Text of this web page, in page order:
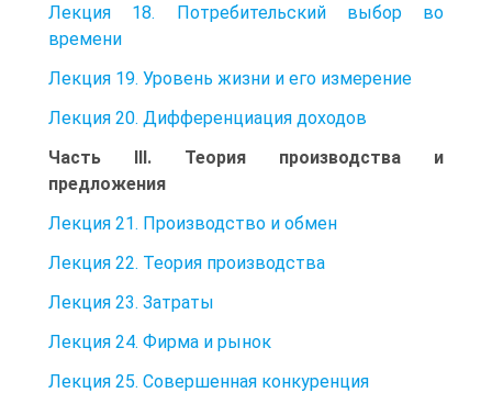
Лекция 18. Потребительский выбор во
времени
Лекция 19. Уровень жизни и его измерение
Лекция 20. Дифференциация доходов
Часть III. Теория производства и
предложения
Лекция 21. Производство и обмен
Лекция 22. Теория производства
Лекция 23. Затраты
Лекция 24. Фирма и рынок
Лекция 25. Совершенная конкуренция